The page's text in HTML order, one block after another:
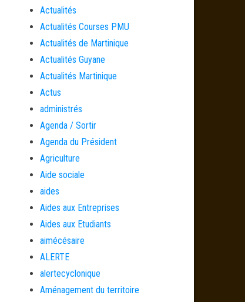
Actualités
Actualités Courses PMU
Actualités de Martinique
Actualités Guyane
Actualités Martinique
Actus
administrés
Agenda / Sortir
Agenda du Président
Agriculture
Aide sociale
aides
Aides aux Entreprises
Aides aux Etudiants
aimécésaire
ALERTE
alertecyclonique
Aménagement du territoire